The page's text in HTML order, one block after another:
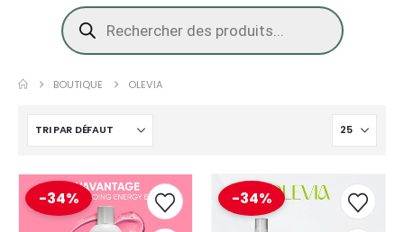
BOUTIQUE OLEVIA
-34% -34%